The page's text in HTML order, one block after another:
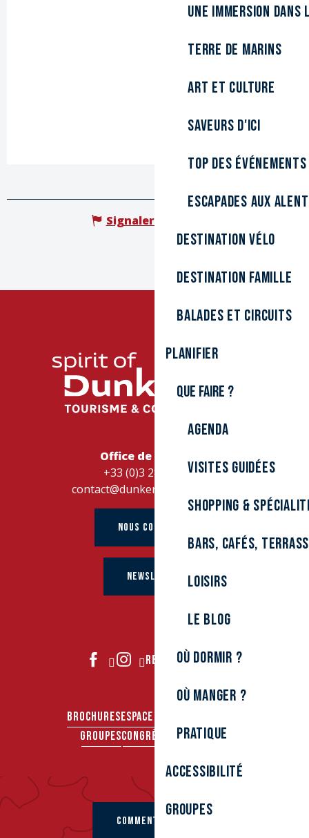
Une immersion
Terre de marins
Art et culture
Saveurs d'ici
Top des événements
Escapades aux
Destination Vélo
Destination Famille
Balades et circuits
Planifier
Que faire ?
Agenda
Visites guidées
Shopping &
Bars, cafés,
Loisirs
Le Blog
Où dormir ?
Où manger ?
Pratique
Accessibilité
Groupes
Signaler une erreur
Office de Tourisme
+33 (0)3 28 26 27 28
contact@dunkerque-tourisme.fr
NOUS CONTACTER
NEWSLETTER
REJOIGNEZ-NOUS
BROCHURESESPACE PRO
GROUPESCONGRÈS & SÉMINAIRES
COMMENT VENIR ?